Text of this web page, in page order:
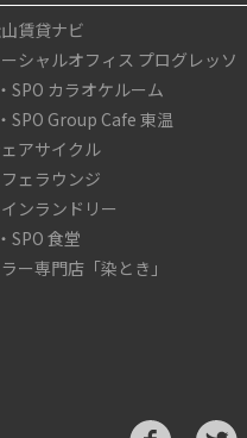
賃貸ナビ
シャルオフィス プログレッソ
SPO カラオケルーム
SPO Group Cafe 東温
アサイクル
ェラウンジ
ンランドリー
SPO 食堂
ー専門店「染とき」